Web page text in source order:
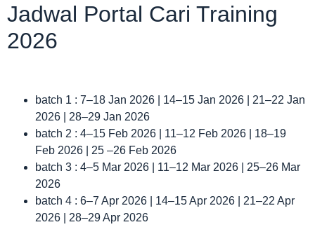
Jadwal Portal Cari Training
2026
batch 1 : 7–18 Jan 2026 | 14–15 Jan 2026 | 21–22 Jan
2026 | 28–29 Jan 2026
batch 2 : 4–15 Feb 2026 | 11–12 Feb 2026 | 18–19
Feb 2026 | 25 –26 Feb 2026
batch 3 : 4–5 Mar 2026 | 11–12 Mar 2026 | 25–26 Mar
2026
batch 4 : 6–7 Apr 2026 | 14–15 Apr 2026 | 21–22 Apr
2026 | 28–29 Apr 2026